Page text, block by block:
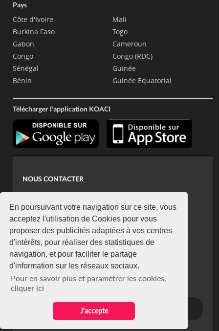
En poursuivant votre navigation sur ce site, vous
acceptez l'utilisation de Cookies pour vous
proposer des publicités adaptées à vos centres
d'intérêts, pour réaliser des statistiques de
navigation, et pour faciliter le partage
d'information sur les réseaux sociaux.
Pour en savoir plus et paramétrer les cookies,
cliquer ici
J'accepte
Pays
Côte d'Ivoire
Burkina Faso
Gabon
Congo
Sénégal
Bénin
Mali
Togo
Cameroun
Congo (RDC)
Guinée
Guinée Equatorial
Télécharger l'application KOACI
NOUS CONTACTER
koaci@yahoo.fr
+225 07 08 85 52 93
NEWSLETTER
Restez connecté via notre newsletter
S'abonner
Se désabonner